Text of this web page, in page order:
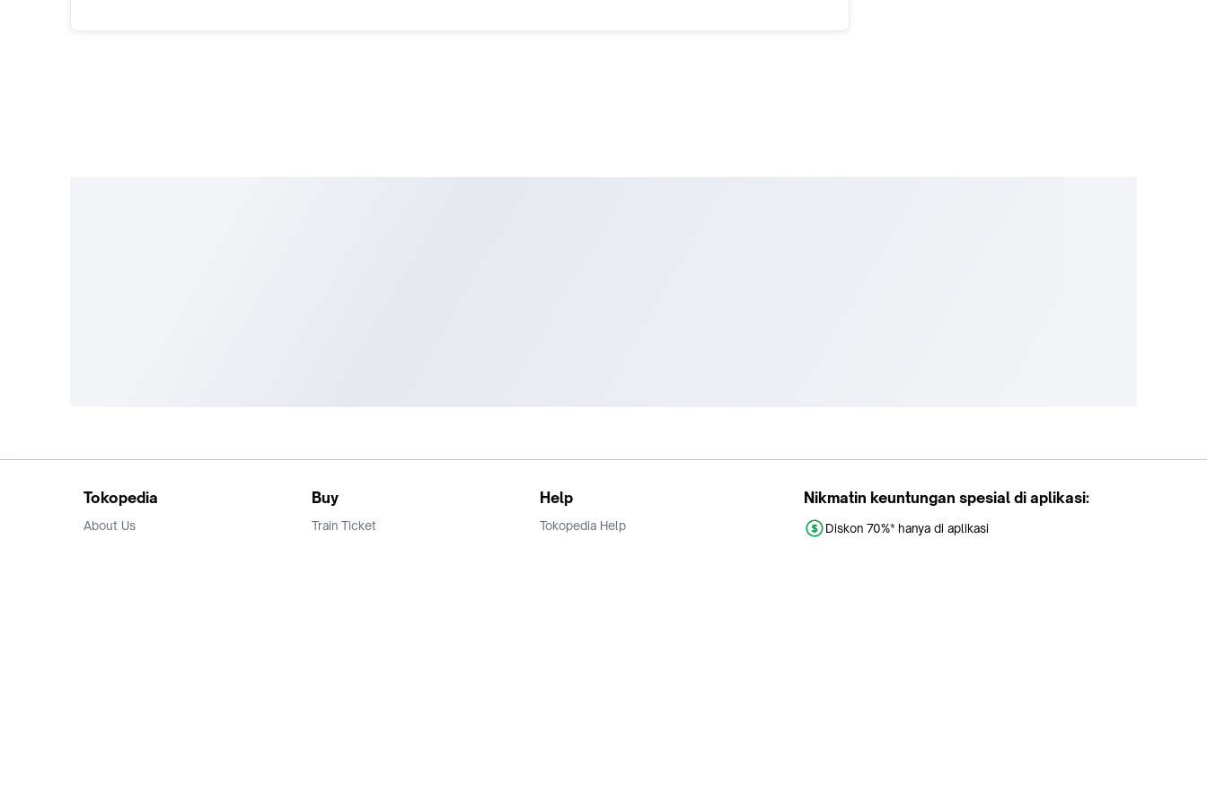
Tokopedia
About Us
Buy
Train Ticket
Help
Tokopedia Help
Nikmatin keuntungan spesial di aplikasi:
Diskon 70%* hanya di aplikasi